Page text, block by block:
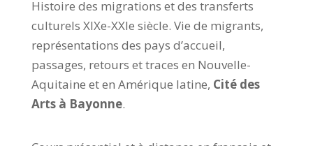
Histoire des migrations et des transferts
culturels XIXe-XXIe siècle. Vie de migrants,
représentations des pays d’accueil,
passages, retours et traces en Nouvelle-
Aquitaine et en Amérique latine, Cité des
Arts à Bayonne.